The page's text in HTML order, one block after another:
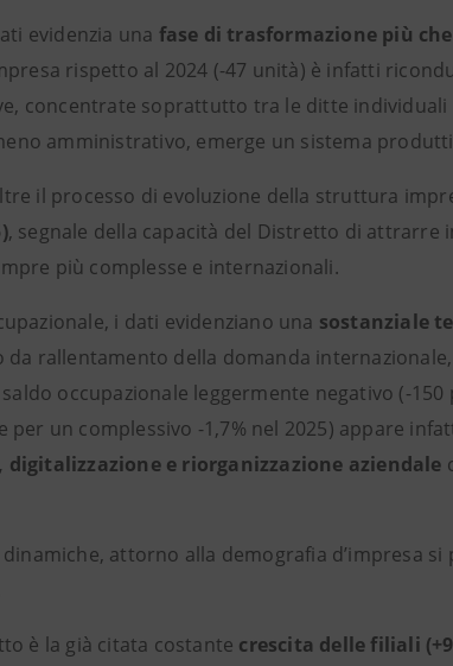
evidenzia una fase di trasformazione più
rispetto al 2024 (-47 unità) è infatti
concentrate soprattutto tra le ditte
amministrativo, emerge un sistema
il processo di evoluzione della struttura
, segnale della capacità del Distretto di
più complesse e internazionali.
i dati evidenziano una sostanziale
da rallentamento della domanda
occupazionale leggermente negativo (-
per un complessivo -1,7% nel 2025) appare
digitalizzazione e riorganizzazione aziendale
attorno alla demografia d’impresa si
è la già citata costante crescita delle filiali